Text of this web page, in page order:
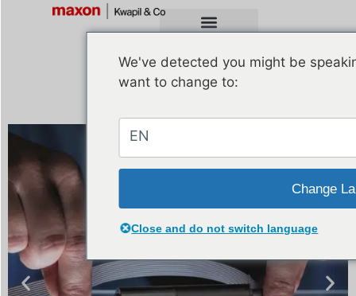
We've detected you might be
want to change to:
EN
Change
Close and do not switch language